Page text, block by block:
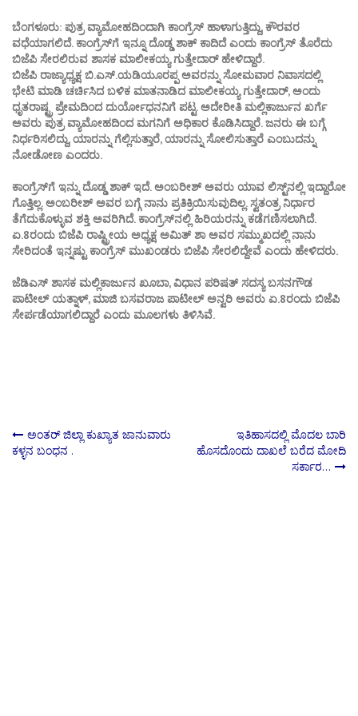
ಬೆಂಗಳೂರು: ಪುತ್ರ ವ್ಯಾಮೋಹದಿಂದಾಗಿ ಕಾಂಗ್ರೆಸ್‌ ಹಾಳಾಗುತ್ತಿದ್ದು, ಕೌರವರ
ವಧೆಯಾಗಲಿದೆ. ಕಾಂಗ್ರೆಸ್‌ಗೆ ಇನ್ನೂ ದೊಡ್ಡ ಶಾಕ್‌ ಕಾದಿದೆ ಎಂದು ಕಾಂಗ್ರೆಸ್‌ ತೊರೆದು
ಬಿಜೆಪಿ ಸೇರಲಿರುವ ಶಾಸಕ ಮಾಲೀಕಯ್ಯ ಗುತ್ತೇದಾರ್‌ ಹೇಳಿದ್ದಾರೆ.
ಬಿಜೆಪಿ ರಾಜ್ಯಾಧ್ಯಕ್ಷ ಬಿ.ಎಸ್‌.ಯಡಿಯೂರಪ್ಪ ಅವರನ್ನು ಸೋಮವಾರ ನಿವಾಸದಲ್ಲಿ
ಭೇಟಿ ಮಾಡಿ ಚರ್ಚಿಸಿದ ಬಳಿಕ ಮಾತನಾಡಿದ ಮಾಲೀಕಯ್ಯ ಗುತ್ತೇದಾರ್‌, ಅಂದು
ಧೃತರಾಷ್ಟ್ರ ಪ್ರೇಮದಿಂದ ದುರ್ಯೋಧನನಿಗೆ ಪಟ್ಟ. ಅದೇರೀತಿ ಮಲ್ಲಿಕಾರ್ಜುನ ಖರ್ಗೆ
ಅವರು ಪುತ್ರ ವ್ಯಾಮೋಹದಿಂದ ಮಗನಿಗೆ ಅಧಿಕಾರ ಕೊಡಿಸಿದ್ದಾರೆ. ಜನರು ಈ ಬಗ್ಗೆ
ನಿರ್ಧರಿಸಲಿದ್ದು, ಯಾರನ್ನು ಗೆಲ್ಲಿಸುತ್ತಾರೆ, ಯಾರನ್ನು ಸೋಲಿಸುತ್ತಾರೆ ಎಂಬುದನ್ನು
ನೋಡೋಣ ಎಂದರು.
ಕಾಂಗ್ರೆಸ್‌ಗೆ ಇನ್ನು ದೊಡ್ಡ ಶಾಕ್‌ ಇದೆ. ಅಂಬರೀಶ್‌ ಅವರು ಯಾವ ಲಿಸ್ಟ್‌ನಲ್ಲಿ ಇದ್ದಾರೋ
ಗೊತ್ತಿಲ್ಲ. ಅಂಬರೀಶ್‌ ಅವರ ಬಗ್ಗೆ ನಾನು ಪ್ರತಿಕ್ರಿಯಿಸುವುದಿಲ್ಲ. ಸ್ವತಂತ್ರ ನಿರ್ಧಾರ
ತೆಗೆದುಕೊಳ್ಳುವ ಶಕ್ತಿ ಅವರಿಗಿದೆ. ಕಾಂಗ್ರೆಸ್‌ನಲ್ಲಿ ಹಿರಿಯರನ್ನು ಕಡೆಗಣಿಸಲಾಗಿದೆ.
ಏ.8ರಂದು ಬಿಜೆಪಿ ರಾಷ್ಟ್ರೀಯ ಅಧ್ಯಕ್ಷ ಅಮಿತ್‌ ಶಾ ಅವರ ಸಮ್ಮುಖದಲ್ಲಿ ನಾನು
ಸೇರಿದಂತೆ ಇನ್ನಷ್ಟು ಕಾಂಗ್ರೆಸ್‌ ಮುಖಂಡರು ಬಿಜೆಪಿ ಸೇರಲಿದ್ದೇವೆ ಎಂದು ಹೇಳಿದರು.
ಜೆಡಿಎಸ್‌ ಶಾಸಕ ಮಲ್ಲಿಕಾರ್ಜುನ ಖೂಬಾ, ವಿಧಾನ ಪರಿಷತ್‌ ಸದಸ್ಯ ಬಸನಗೌಡ
ಪಾಟೀಲ್‌ ಯತ್ನಾಳ್‌, ಮಾಜಿ ಬಸವರಾಜ ಪಾಟೀಲ್‌ ಅನ್ವರಿ ಅವರು ಏ.8ರಂದು ಬಿಜೆಪಿ
ಸೇರ್ಪಡೆಯಾಗಲಿದ್ದಾರೆ ಎಂದು ಮೂಲಗಳು ತಿಳಿಸಿವೆ.
Post
ಅಂತರ್ ಜಿಲ್ಲಾ ಕುಖ್ಯಾತ ಜಾನುವಾರು
ಕಳ್ಳನ ಬಂಧನ .
ಇತಿಹಾಸದಲ್ಲಿ ಮೊದಲ ಬಾರಿ
ಹೊಸದೊಂದು‌ ದಾಖಲೆ ಬರೆದ ಮೋದಿ‌
ಸರ್ಕಾರ…